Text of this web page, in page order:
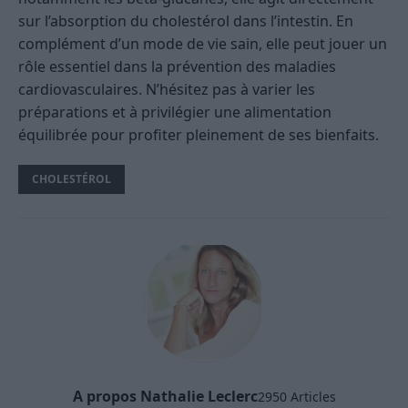
sur l’absorption du cholestérol dans l’intestin. En
complément d’un mode de vie sain, elle peut jouer un
rôle essentiel dans la prévention des maladies
cardiovasculaires. N’hésitez pas à varier les
préparations et à privilégier une alimentation
équilibrée pour profiter pleinement de ses bienfaits.
CHOLESTÉROL
A propos Nathalie Leclerc2950 Articles